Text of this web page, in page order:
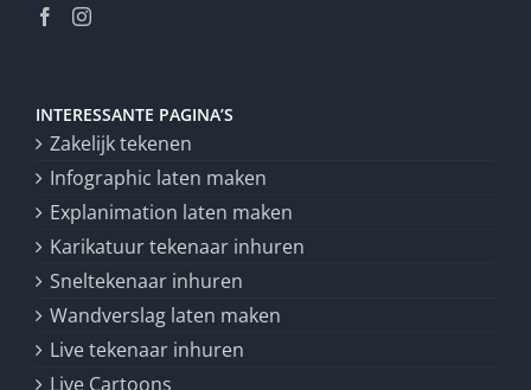
INTERESSANTE PAGINA’S
Zakelijk tekenen
Infographic laten maken
Explanimation laten maken
Karikatuur tekenaar inhuren
Sneltekenaar inhuren
Wandverslag laten maken
Live tekenaar inhuren
Live Cartoons